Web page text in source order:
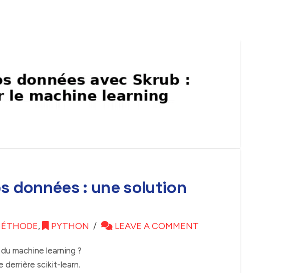
données : une solution
, PYTHON LEAVE A COMMENT
machine learning ?
derrière scikit-learn.